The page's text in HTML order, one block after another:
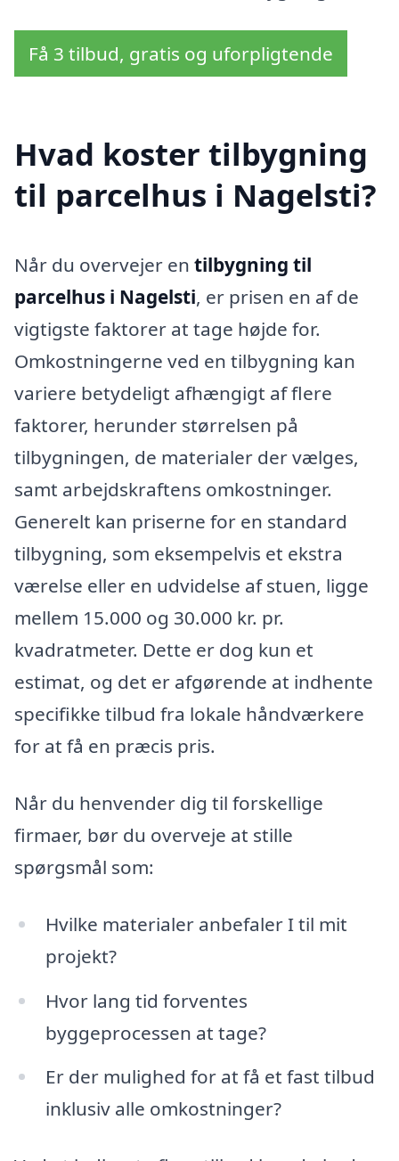
Få 3 tilbud, gratis og uforpligtende
Hvad koster tilbygning
til parcelhus i Nagelsti?
Når du overvejer en tilbygning til
parcelhus i Nagelsti, er prisen en af de
vigtigste faktorer at tage højde for.
Omkostningerne ved en tilbygning kan
variere betydeligt afhængigt af flere
faktorer, herunder størrelsen på
tilbygningen, de materialer der vælges,
samt arbejdskraftens omkostninger.
Generelt kan priserne for en standard
tilbygning, som eksempelvis et ekstra
værelse eller en udvidelse af stuen, ligge
mellem 15.000 og 30.000 kr. pr.
kvadratmeter. Dette er dog kun et
estimat, og det er afgørende at indhente
specifikke tilbud fra lokale håndværkere
for at få en præcis pris.
Når du henvender dig til forskellige
firmaer, bør du overveje at stille
spørgsmål som:
Hvilke materialer anbefaler I til mit
projekt?
Hvor lang tid forventes
byggeprocessen at tage?
Er der mulighed for at få et fast tilbud
inklusiv alle omkostninger?